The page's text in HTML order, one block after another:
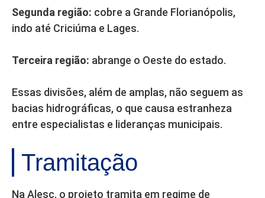
Segunda região: cobre a Grande Florianópolis,
indo até Criciúma e Lages.
Terceira região: abrange o Oeste do estado.
Essas divisões, além de amplas, não seguem as
bacias hidrográficas, o que causa estranheza
entre especialistas e lideranças municipais.
Tramitação
Na Alesc, o projeto tramita em regime de